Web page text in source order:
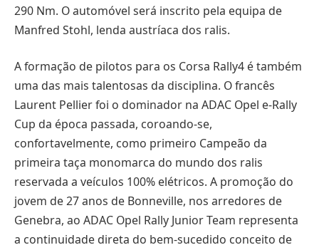
290 Nm. O automóvel será inscrito pela equipa de
Manfred Stohl, lenda austríaca dos ralis.
A formação de pilotos para os Corsa Rally4 é também
uma das mais talentosas da disciplina. O francês
Laurent Pellier foi o dominador na ADAC Opel e-Rally
Cup da época passada, coroando-se,
confortavelmente, como primeiro Campeão da
primeira taça monomarca do mundo dos ralis
reservada a veículos 100% elétricos. A promoção do
jovem de 27 anos de Bonneville, nos arredores de
Genebra, ao ADAC Opel Rally Junior Team representa
a continuidade direta do bem-sucedido conceito de